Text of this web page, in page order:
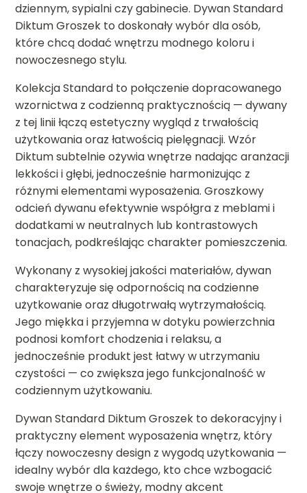
dziennym, sypialni czy gabinecie. Dywan Standard
Diktum Groszek to doskonały wybór dla osób,
które chcą dodać wnętrzu modnego koloru i
nowoczesnego stylu.
Kolekcja Standard to połączenie dopracowanego
wzornictwa z codzienną praktycznością — dywany
z tej linii łączą estetyczny wygląd z trwałością
użytkowania oraz łatwością pielęgnacji. Wzór
Diktum subtelnie ożywia wnętrze nadając aranżacji
lekkości i głębi, jednocześnie harmonizując z
różnymi elementami wyposażenia. Groszkowy
odcień dywanu efektywnie współgra z meblami i
dodatkami w neutralnych lub kontrastowych
tonacjach, podkreślając charakter pomieszczenia.
Wykonany z wysokiej jakości materiałów, dywan
charakteryzuje się odpornością na codzienne
użytkowanie oraz długotrwałą wytrzymałością.
Jego miękka i przyjemna w dotyku powierzchnia
podnosi komfort chodzenia i relaksu, a
jednocześnie produkt jest łatwy w utrzymaniu
czystości — co zwiększa jego funkcjonalność w
codziennym użytkowaniu.
Dywan Standard Diktum Groszek to dekoracyjny i
praktyczny element wyposażenia wnętrz, który
łączy nowoczesny design z wygodą użytkowania —
idealny wybór dla każdego, kto chce wzbogacić
swoje wnętrze o świeży, modny akcent